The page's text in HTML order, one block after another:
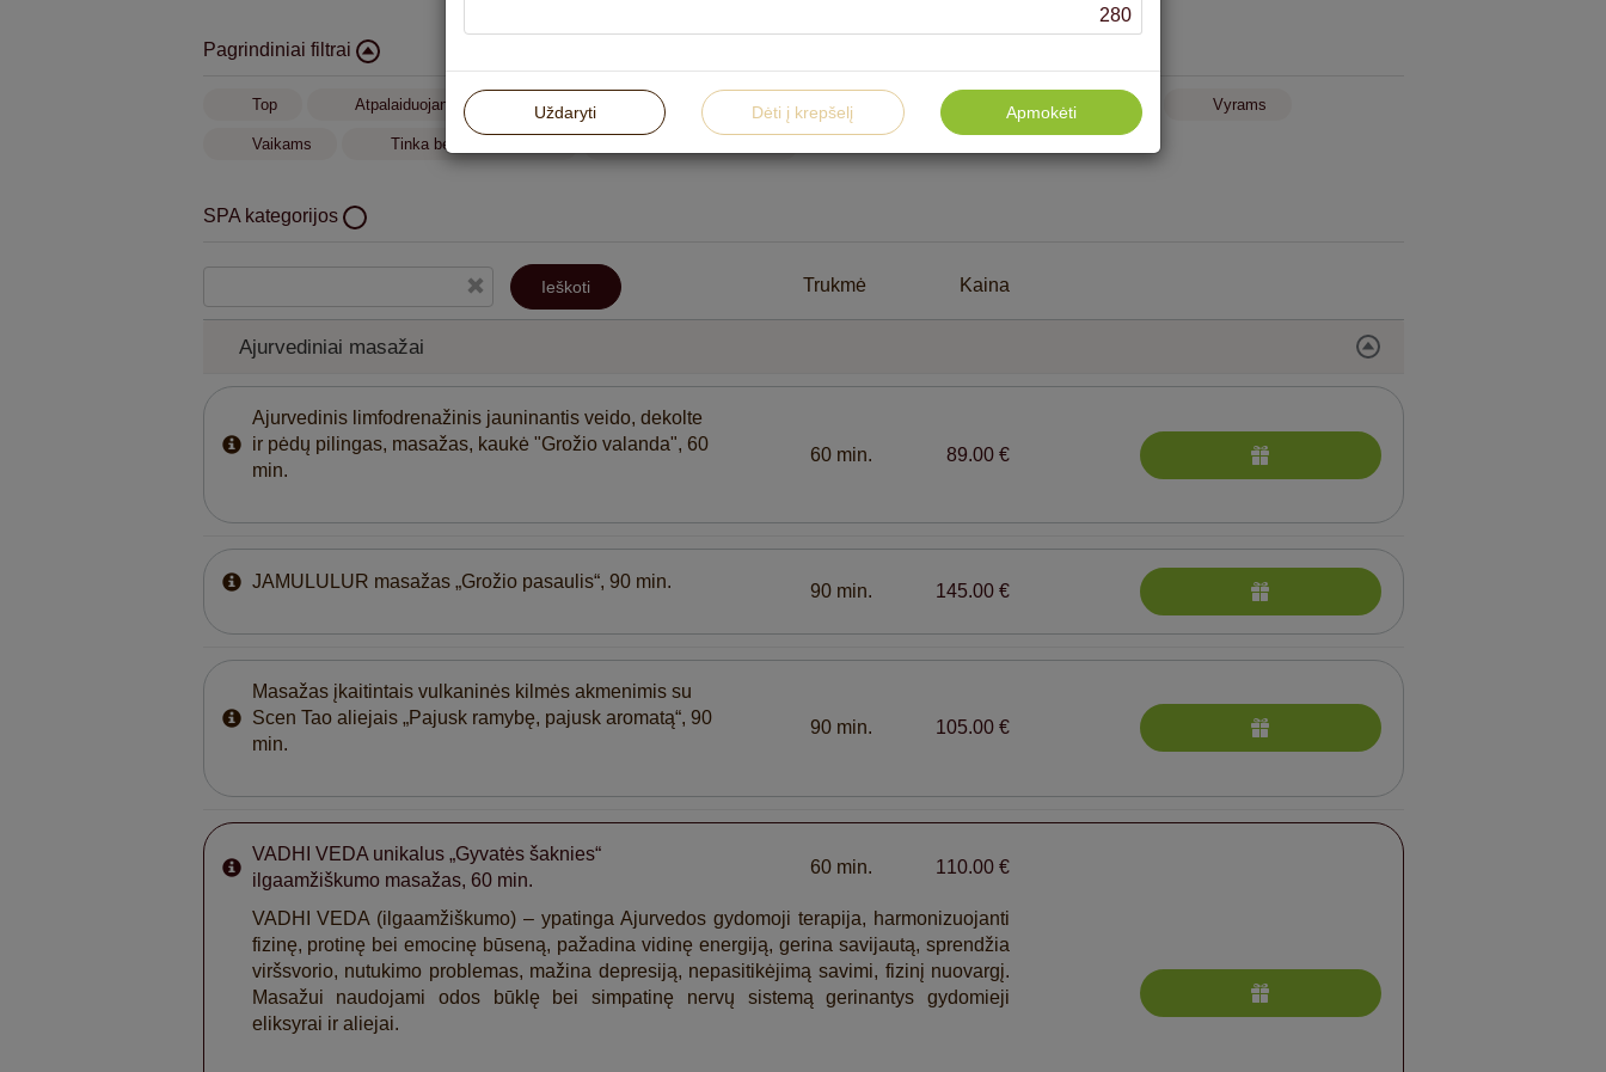
Pagrindiniai filtrai
Top Atpalaiduojantis masažas Sportinis masažas Aromaterapinis masažas Moterims Vyrams
Vaikams Tinka besilaukiančioms
SPA kategorijos
Kūno puoselėjimo procedūros
„Violeta“
kosmetika
Ieškoti Trukmė Kaina
Ajurvediniai masažai
Ajurvedinis limfodrenažinis jauninantis veido, dekolte
ir pėdų pilingas, masažas, kaukė "Grožio valanda", 60
min.
60 min. 89.00 €
JAMULULUR masažas „Grožio pasaulis“, 90 min. 90 min. 145.00 €
Masažas įkaitintais vulkaninės kilmės akmenimis su
Scen Tao aliejais „Pajusk ramybę, pajusk aromatą“, 90
min.
90 min. 105.00 €
VADHI VEDA unikalus „Gyvatės šaknies“
ilgaamžiškumo masažas, 60 min.
60 min. 110.00 €
VADHI VEDA (ilgaamžiškumo) – ypatinga Ajurvedos gydomoji terapija, harmonizuojanti
fizinę, protinę bei emocinę būseną, pažadina vidinę energiją, gerina savijautą, sprendžia
viršsvorio, nutukimo problemas, mažina depresiją, nepasitikėjimą savimi, fizinį nuovargį.
Masažui naudojami odos būklę bei simpatinę nervų sistemą gerinantys gydomieji
eliksyrai ir aliejai.
280
Uždaryti Dėti į krepšelį Apmokėti